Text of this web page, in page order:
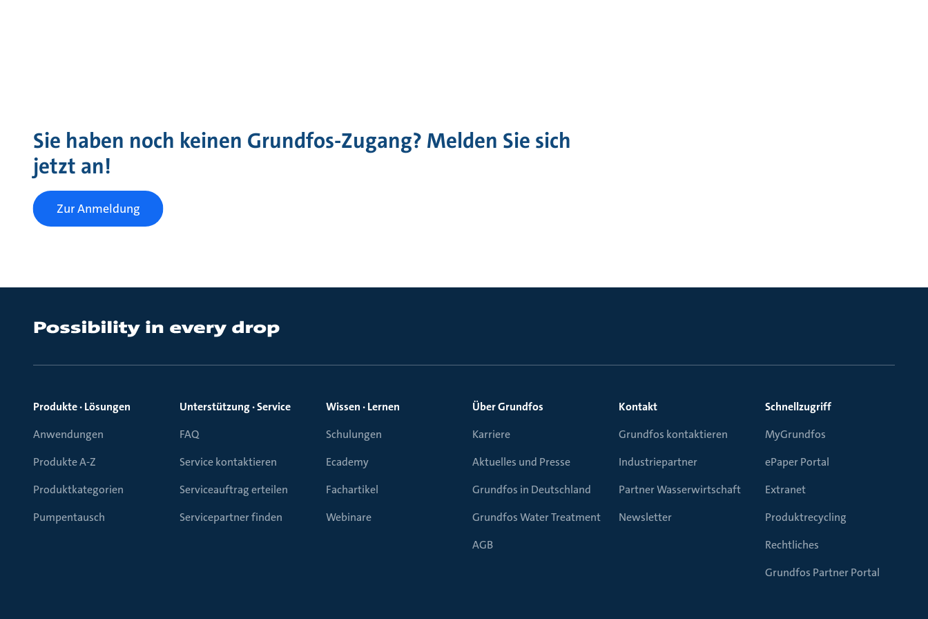
Sie haben noch keinen Grundfos-Zugang? Melden Sie sich
jetzt an!
Zur Anmeldung
Produkte · Lösungen
Anwendungen
Produkte A-Z
Produktkategorien
Pumpentausch
Unterstützung · Service
FAQ
Service kontaktieren
Serviceauftrag erteilen
Servicepartner finden
Wissen · Lernen
Schulungen
Ecademy
Fachartikel
Webinare
Über Grundfos
Karriere
Aktuelles und Presse
Grundfos in Deutschland
Grundfos Water Treatment
AGB
Kontakt
Grundfos kontaktieren
Industriepartner
Partner Wasserwirtschaft
Newsletter
Schnellzugriff
MyGrundfos
ePaper Portal
Extranet
Produktrecycling
Rechtliches
Grundfos Partner Portal